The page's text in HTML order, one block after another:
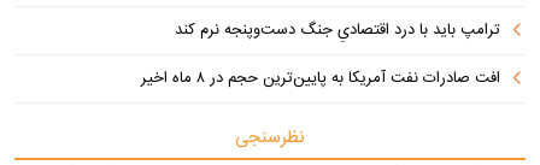
ترامپ باید با درد اقتصادیِ جنگ دست‌و‌پنجه نرم کند
افت صادرات نفت آمریکا به پایین‌ترین حجم در ۸ ماه اخیر
نظرسنجی